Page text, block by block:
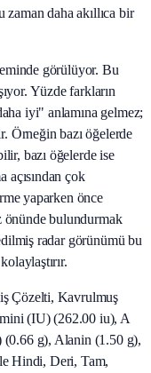
daha akıllıca bir
görülüyor. Bu
Yüzde farkların
iyi" anlamına gelmez;
Örneğin bazı öğelerde
bazı öğelerde ise
açısından çok
yaparken önce
önünde bulundurmak
radar görünümü bu
Çözelti, Kavrulmuş
(IU) (262.00 iu), A
g), Alanin (1.50 g),
Hindi, Deri, Tam,